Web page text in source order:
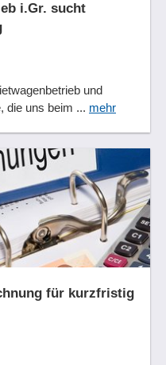
i.Gr. sucht
und
die uns beim ... mehr
für kurzfristig